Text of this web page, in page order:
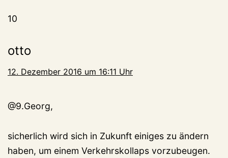
10
otto
12. Dezember 2016 um 16:11 Uhr
@9.Georg,
sicherlich wird sich in Zukunft einiges zu ändern
haben, um einem Verkehrskollaps vorzubeugen.